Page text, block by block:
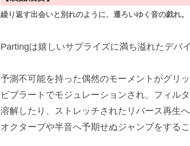
繰り返す出会いと別れのように、遷ろいゆく音の戯れ。
Partingは嬉しいサプライズに満ち溢れたデバイ
予測不可能を持った偶然のモーメントがグリ
ビブラートでモジュレーションされ、フィル
溶解したり、ストレッチされたリバース再生
オクターブや半音へ予期せぬジャンプをするこ